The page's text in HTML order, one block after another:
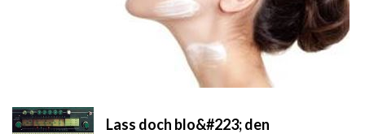
Lass doch blo&#223; den